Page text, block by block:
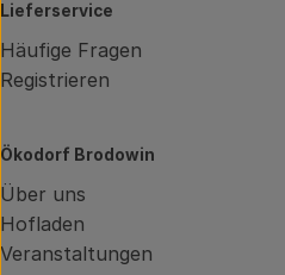
Lieferservice
Häufige Fragen
Registrieren
Ökodorf Brodowin
Über uns
Hofladen
Veranstaltungen